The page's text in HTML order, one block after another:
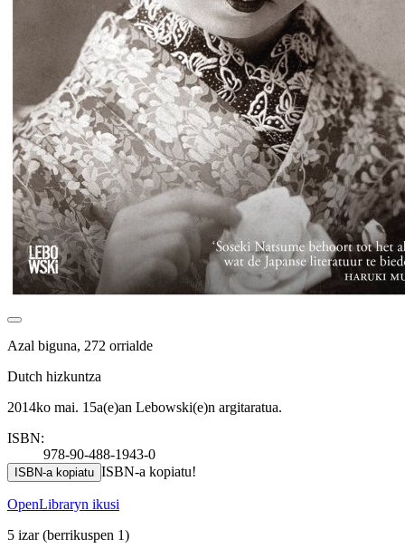
Azal biguna, 272 orrialde
Dutch hizkuntza
2014ko mai. 15a(e)an Lebowski(e)n argitaratua.
ISBN:
978-90-488-1943-0
ISBN-a kopiatu ISBN-a kopiatu!
OpenLibraryn ikusi
5 izar(berrikuspen 1)